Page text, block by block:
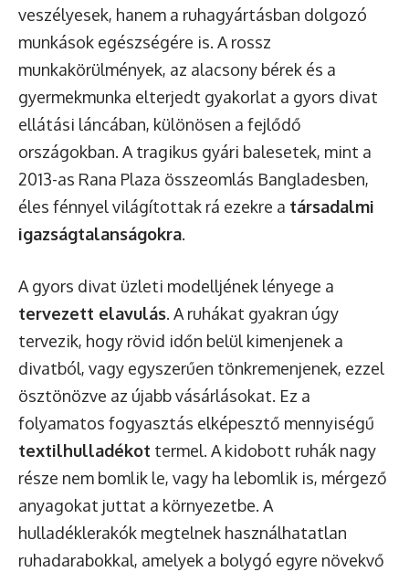
veszélyesek, hanem a ruhagyártásban dolgozó
munkások egészségére is. A rossz
munkakörülmények, az alacsony bérek és a
gyermekmunka elterjedt gyakorlat a gyors divat
ellátási láncában, különösen a fejlődő
országokban. A tragikus gyári balesetek, mint a
2013-as Rana Plaza összeomlás Bangladesben,
éles fénnyel világítottak rá ezekre a társadalmi
igazságtalanságokra.
A gyors divat üzleti modelljének lényege a
tervezett elavulás. A ruhákat gyakran úgy
tervezik, hogy rövid időn belül kimenjenek a
divatból, vagy egyszerűen tönkremenjenek, ezzel
ösztönözve az újabb vásárlásokat. Ez a
folyamatos fogyasztás elképesztő mennyiségű
textilhulladékot termel. A kidobott ruhák nagy
része nem bomlik le, vagy ha lebomlik is, mérgező
anyagokat juttat a környezetbe. A
hulladéklerakók megtelnek használhatatlan
ruhadarabokkal, amelyek a bolygó egyre növekvő